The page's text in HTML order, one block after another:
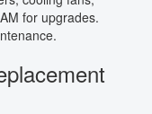
for upgrades.